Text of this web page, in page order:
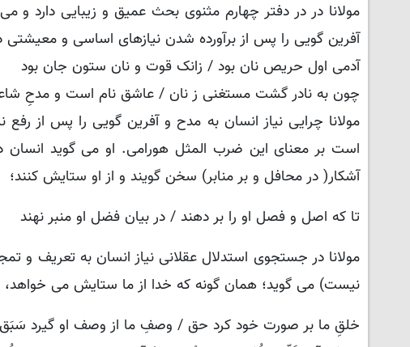
مولانا در در دفتر چهارم مثنوی بحث عمیق و زیبایی دارد
آفرین گویی را پس از برآورده شدن نیازهای اساسی و
آدمی اول حریص نان بود / زانک قوت و نان ستون جان بود
چون به نادر گشت مستغنی ز نان / عاشق نام است و مدحِ
مولانا چرایی نیاز انسان به مدح و آفرین گویی را پس از
است بر معنای این ضرب المثل هورامی. او می گوید
آشکار( در محافل و بر منابر) سخن گویند و از او ستایش کنند؛
تا که اصل و فصل او را بر دهند / در بیان فضل او منبر نهند
مولانا در جستجوی استدلال عقلانی نیاز انسان به تعریف
نیست) می گوید؛ همان گونه که خدا از ما ستایش می خواهد،
خلقِ ما بر صورت خود کرد حق / وصفِ ما از وصف او گیرد سَبَق